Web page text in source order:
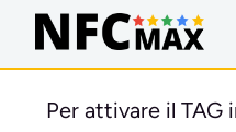
Per attivare il TAG